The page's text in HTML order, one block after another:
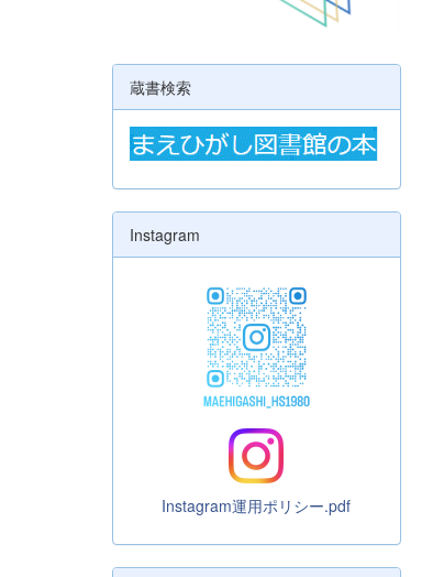
蔵書検索
Instagram
Instagram運用ポリシー.pdf